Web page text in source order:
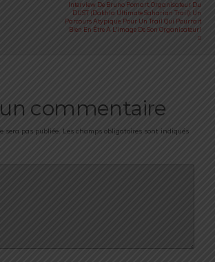
Interview De Bruno Pomart, Organisateur Du
DUST (Dakhla Ultimate Saharian Trail): Un
Parcours Atypique, Pour Un Trail Qui Pourrait
Bien En Être À L'image De Son Organisateur!
un commentaire
sera pas publiée. Les champs obligatoires sont indiqués